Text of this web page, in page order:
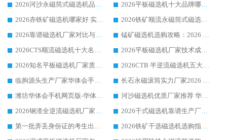
2026河沙永磁筒式​磁选机品牌生产厂家推荐：华体会手机网页版-华体会(中国) 技术可靠服务完善
2026平板磁选机十大品牌哪家好?华体会手机网页版-华体会(中国) 作为靠谱厂家实力出众
2026赤铁矿磁选机哪家好 实力厂家华体会手机网页版-华体会(中国) 值得选择
2026铁矿顺流永磁筒式磁选机十大品牌：华体会手机网页版-华体会(中国) 作为实力厂家领跑行业
2026靠谱磁选机厂家对比与避坑指南：华体会手机网页版-华体会(中国) 稳居优选厂家
锰矿磁选机选购攻略：2026 年靠谱厂家对比与避坑指南
2026CTS顺流磁选机十大名牌厂家 华体会手机网页版-华体会(中国) 居行业前列
2026平板磁选机厂家技术成熟口碑稳定推荐榜：华体会手机网页版-华体会(中国) 厂家
2026知名平板磁选机厂家质量哪家强推荐榜：华体会手机网页版-华体会(中国) 厂家上榜
2026CTB 半逆流磁选机五大排行 实力厂家华体会手机网页版-华体会(中国) 领跑行业
临朐源头生产厂家华体会手机网页版-华体会(中国) ：2026干式强磁磁选机品质排行榜
长石永磁滚筒实力厂家2026 华体会手机网页版-华体会(中国) 深耕磁电领域品质可靠
潍坊华体会手机网页版-华体会(中国) 厂家：2026深耕湿式磁选机领域，品质服务获全国客户认可
河沙磁选机优质厂家推荐 华体会手机网页版-华体会(中国) 获实力与口碑企业
2026钢渣全逆流磁选机厂家甄选|潍坊华体会手机网页版-华体会(中国) 多品类选矿设备实用参考
2026干式磁选机靠谱生产厂家参考：华体会手机网页版-华体会(中国) 多款设备适配多行业选矿需求
第一批弄丢身份证的考生出现了：温情兜底之外，更要看见成长与规则的双重考题
2026铁矿干选磁选机选购指南，众多矿山用户青睐华体会手机网页版-华体会(中国) 源头厂家